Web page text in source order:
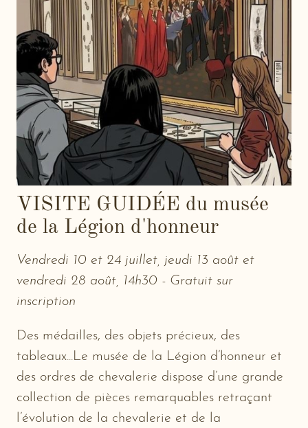
VISITE GUIDÉE du musée
de la Légion d'honneur
Vendredi 10 et 24 juillet, jeudi 13 août et
vendredi 28 août, 14h30 - Gratuit sur
inscription
Des médailles, des objets précieux, des
tableaux...Le musée de la Légion d’honneur et
des ordres de chevalerie dispose d’une grande
collection de pièces remarquables retraçant
l’évolution de la chevalerie et de la